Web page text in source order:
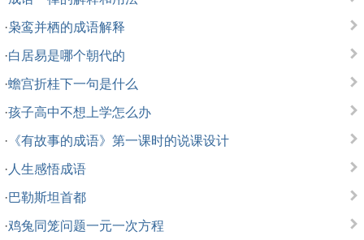
·枭鸾并栖的成语解释
·白居易是哪个朝代的
·蟾宫折桂下一句是什么
·孩子高中不想上学怎么办
· 《有故事的成语》第一课时的说课设计
· 人生感悟成语
·巴勒斯坦首都
·鸡兔同笼问题一元一次方程